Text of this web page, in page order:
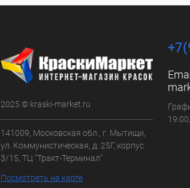
2025 © kraski-market.ru
141009, Московская обл., г. Мытищи,
ул. Коммунистическая, д. 25Г, корпус
3/15, ТЦ "Тракт-Терминал"
Посмотреть на карте